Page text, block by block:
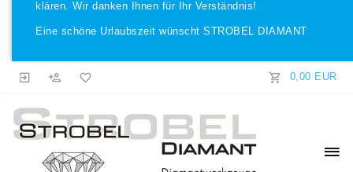
klären. Wir danken Ihnen für Ihr Verständnis!
Eine schöne Urlaubszeit wünscht STROBEL DIAMANT
0,00 EUR